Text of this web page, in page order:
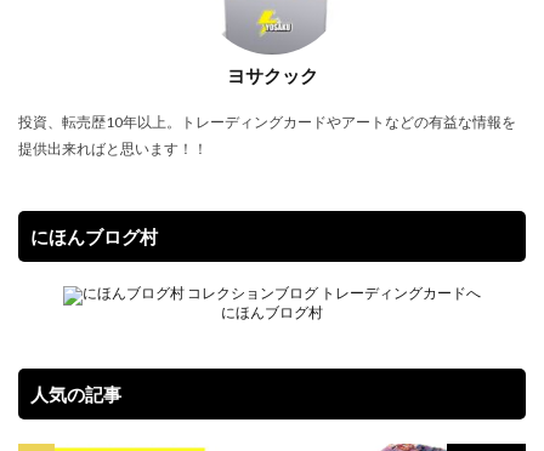
ヨサクック
投資、転売歴10年以上。トレーディングカードやアートなどの有益な情報を
提供出来ればと思います！！
にほんブログ村
にほんブログ村
人気の記事
イラスト違い
ウマ娘 プリティーダービー
ウルトラシャイニー
オススメスリーブ
オススメ未開封BOX
オススメ遊戯王カード
カナザワオープン記念
キバナ